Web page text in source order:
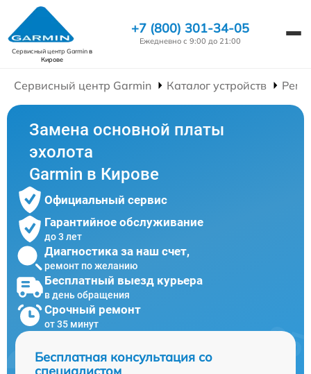
Сервисный центр Garminв
Кирове
+7 (800) 301-34-05
Ежедневно с 9:00 до 21:00
Сервисный центр Garmin Каталог устройств
Замена основной платы
эхолота
Garmin в Кирове
Официальный сервис
Гарантийное обслуживание
до 3 лет
Диагностика за наш счет,
ремонт по желанию
Бесплатный выезд курьера
в день обращения
Срочный ремонт
от 35 минут
Бесплатная консультация со